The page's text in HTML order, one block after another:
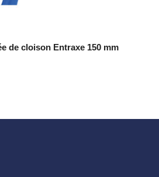
de cloison Entraxe 150 mm